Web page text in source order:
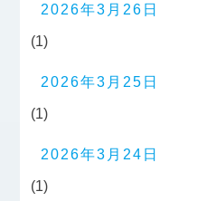
2026年3月26日
(1)
2026年3月25日
(1)
2026年3月24日
(1)